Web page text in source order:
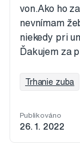
von.Ako ho
nevnímam
niekedy pri
Ďakujem za
Trhanie zuba
Publikováno
26. 1. 2022